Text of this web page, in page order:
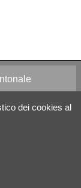
dei cookies al
media
legali